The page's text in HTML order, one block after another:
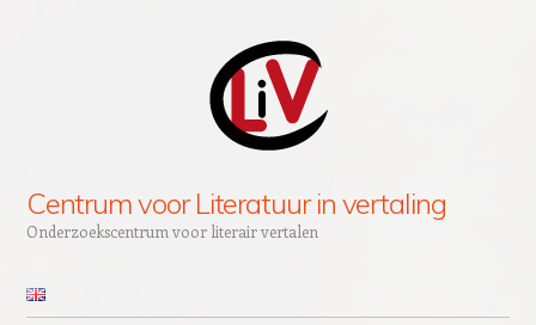
Centrum voor Literatuur in vertaling
Onderzoekscentrum voor literair vertalen
Navigation
Skip to content